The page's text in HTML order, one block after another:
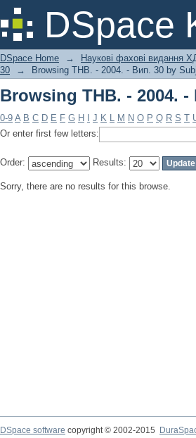
DSpace
Browsing ТНВ. - 2004.
DSpace Home → Наукові фахові видання
30
→ Browsing ТНВ. - 2004. - Вип. 30 by
Browsing ТНВ. - 2004.
0-9 A B C D E F G H J K L M N O P Q R S T
Or enter first few letters:
Order: Results:
Sorry, there are no results for this browse.
DSpace software copyright © 2002-2015